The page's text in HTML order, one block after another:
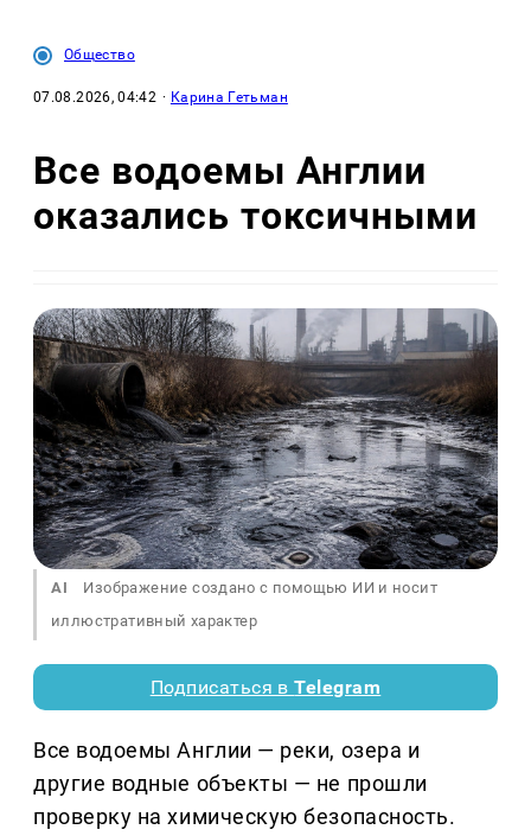
Общество
07.08.2026, 04:42 · Карина Гетьман
Все водоемы Англии
оказались токсичными
AI
Изображение создано с помощью ИИ и носит
иллюстративный характер
Подписаться вTelegram
Все водоемы Англии — реки, озера и
другие водные объекты — не прошли
проверку на химическую безопасность.